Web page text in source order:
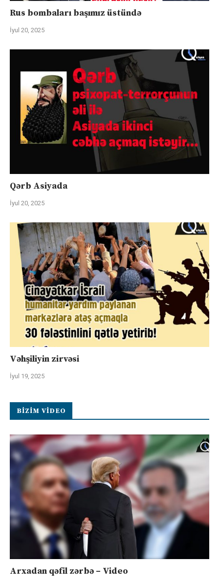
Rus bombaları başımız üstündə
İyul 20, 2025
Qərb Asiyada
İyul 20, 2025
Vəhşiliyin zirvəsi
İyul 19, 2025
BIZIM VIDEO
Arxadan qəfil zərbə – Video